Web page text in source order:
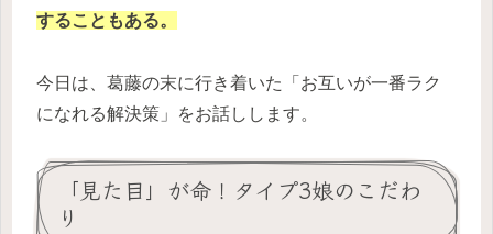
することもある。
今日は、葛藤の末に行き着いた「お互いが一番ラク
になれる解決策」をお話しします。
「見た目」が命！タイプ3娘のこだわ
り